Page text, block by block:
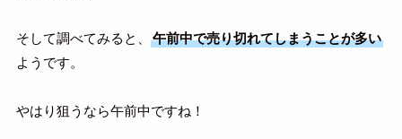
そして調べてみると、
午前中で売り切れてしまうことが多い
ようです。
やはり狙うなら午前中ですね！